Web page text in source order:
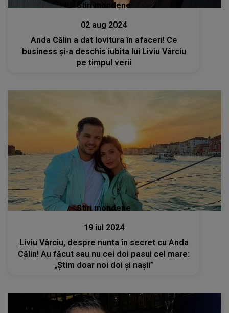
Stiri mondene
02 aug 2024
Anda Călin a dat lovitura în afaceri! Ce
business și-a deschis iubita lui Liviu Vârciu
pe timpul verii
Stiri mondene
19 iul 2024
Liviu Vârciu, despre nunta în secret cu Anda
Călin! Au făcut sau nu cei doi pasul cel mare:
„Știm doar noi doi și nașii”